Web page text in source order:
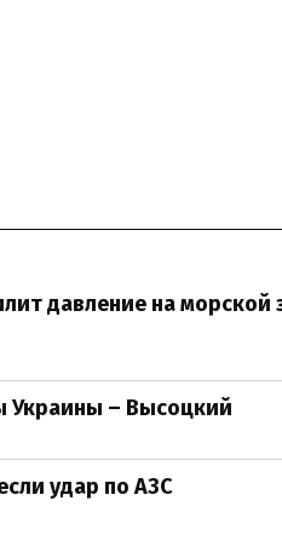
давление на морской
Украины – Высоцкий
удар по АЗС